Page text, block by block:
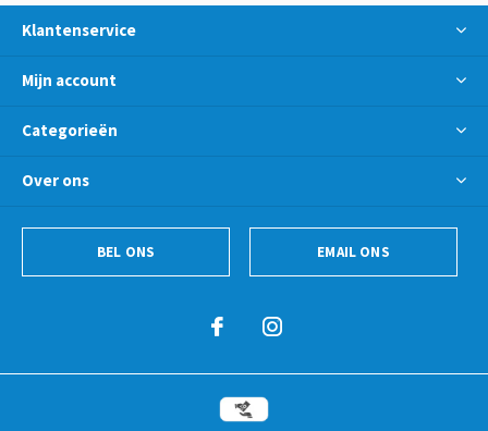
Klantenservice
Mijn account
Categorieën
Over ons
BEL ONS EMAIL ONS